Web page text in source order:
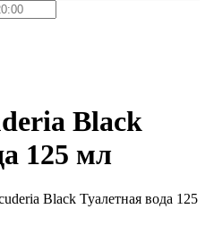
Black
125 мл
Black Туалетная вода 125